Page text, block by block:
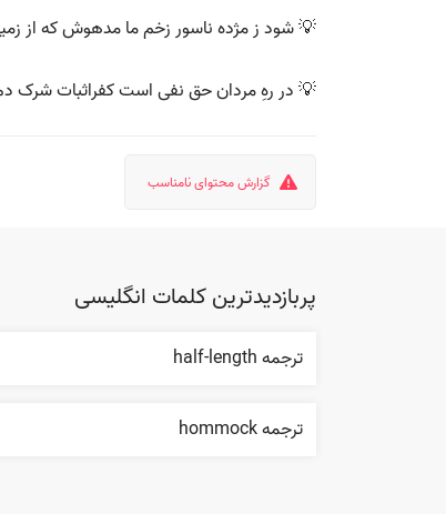
💡 شود ز مژده ناسور زخم ما مدهوش که از
💡 در رهِ مردان حق نفی است کفراثبات شرک
گزارش محتوای نامناسب
پربازدیدترین کلمات انگلیسی
ترجمه half-length
ترجمه hommock